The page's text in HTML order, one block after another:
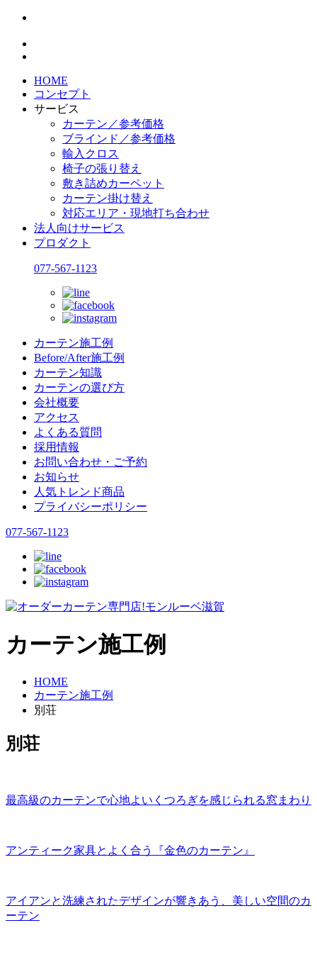
HOME
コンセプト
サービス
カーテン／参考価格
ブラインド／参考価格
輸入クロス
椅子の張り替え
敷き詰めカーペット
カーテン掛け替え
対応エリア・現地打ち合わせ
法人向けサービス
プロダクト
077-567-1123
カーテン施工例
Before/After施工例
カーテン知識
カーテンの選び方
会社概要
アクセス
よくある質問
採用情報
お問い合わせ・ご予約
お知らせ
人気トレンド商品
プライバシーポリシー
077-567-1123
カーテン施工例
HOME
カーテン施工例
別荘
別荘
最高級のカーテンで心地よいくつろぎを感じられる窓まわり
アンティーク家具とよく合う『金色のカーテン』
アイアンと洗練されたデザインが響きあう、美しい空間のカ
ーテン